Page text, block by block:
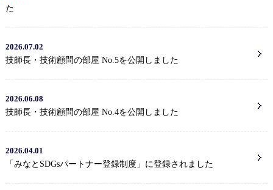
た
2026.07.02
技師長・技術顧問の部屋 No.5を公開しました
2026.06.08
技師長・技術顧問の部屋 No.4を公開しました
2026.04.01
「みなとSDGsパートナー登録制度」に登録されました